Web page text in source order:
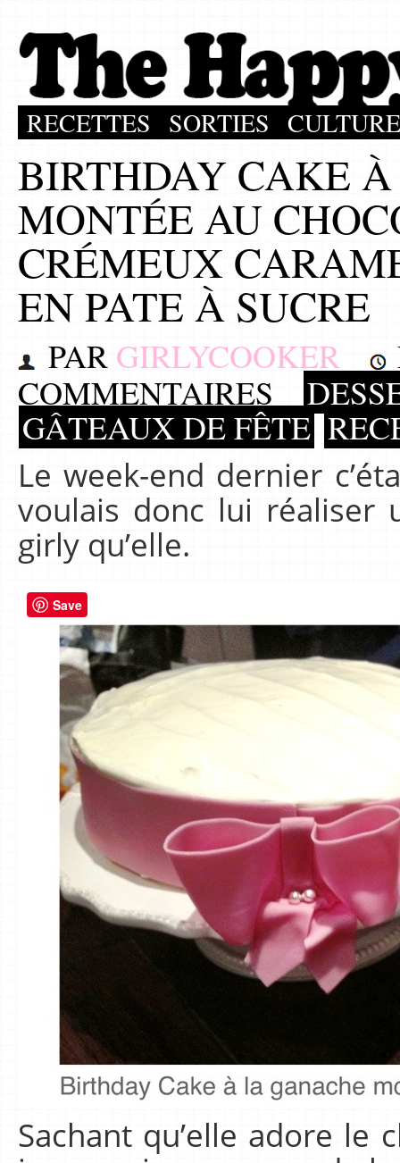
RECETTES SORTIES CULTURE
BIRTHDAY CAKE
MONTÉE AU
CRÉMEUX
EN PATE À SUCRE
PAR GIRLYCOOKER
COMMENTAIRES
GÂTEAUX DE FÊTE
Le week-end dernier
voulais donc lui réaliser
girly qu’elle.
Sachant qu’elle adore le
Save